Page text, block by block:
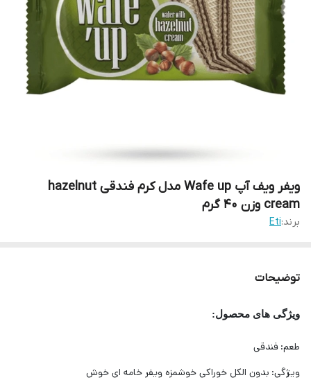
ویفر ویف آپ Wafe up مدل کرم فندقی hazelnut
cream وزن 40 گرم
برند:Eti
توضیحات
ویژگی های محصول:
طعم: فندقی
ویژگی: بدون الکل خوراکی خوشمزه ویفر خامه ای خوش